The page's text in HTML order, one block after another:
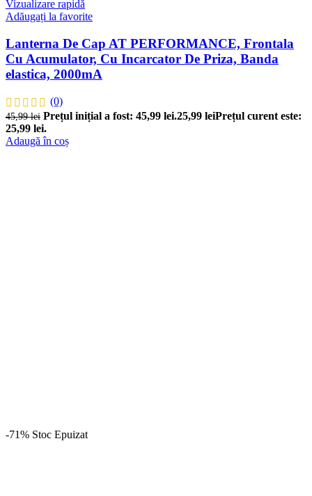
Vizualizare rapidă
Adăugați la favorite
Lanterna De Cap AT PERFORMANCE, Frontala
Cu Acumulator, Cu Incarcator De Priza, Banda
elastica, 2000mA
(0)
45,99lei Prețul inițial a fost: 45,99 lei.25,99 leiPrețul curent este:
25,99 lei.
Adaugă în coș
-71% Stoc Epuizat